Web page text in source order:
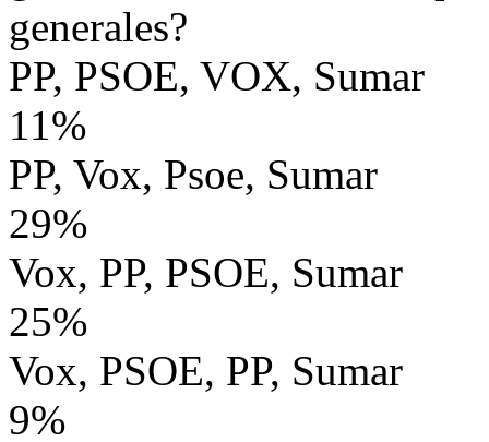
generales?
PP, PSOE, VOX, Sumar
11%
PP, Vox, Psoe, Sumar
29%
Vox, PP, PSOE, Sumar
25%
Vox, PSOE, PP, Sumar
9%